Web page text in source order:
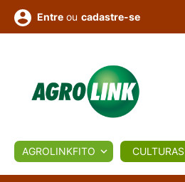
BIOLÓGICOS COTAÇÕES
Entre ou cadastre-se
AGROLINKFITO CULTURAS